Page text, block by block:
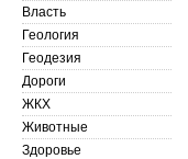
Власть
Геология
Геодезия
Дороги
ЖКХ
Животные
Здоровье